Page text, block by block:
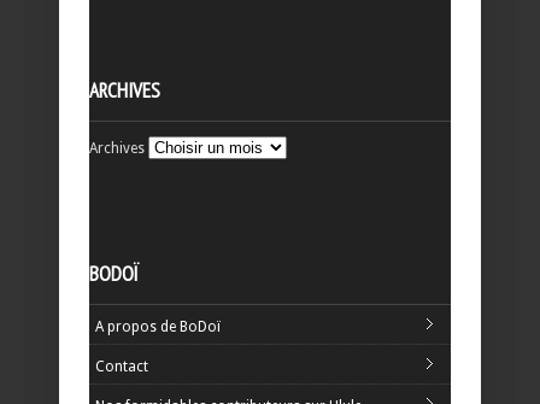
ARCHIVES
Archives
BODOÏ
A propos de BoDoï
Contact